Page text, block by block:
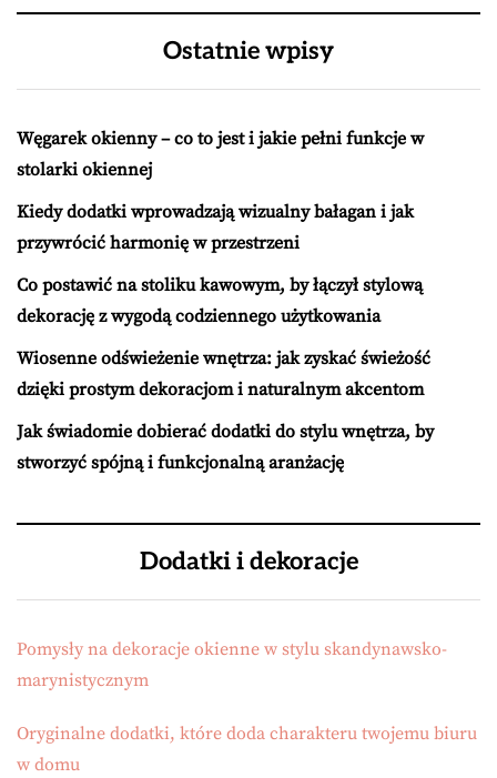
Ostatnie wpisy
Węgarek okienny – co to jest i jakie pełni funkcje w
stolarki okiennej
Kiedy dodatki wprowadzają wizualny bałagan i jak
przywrócić harmonię w przestrzeni
Co postawić na stoliku kawowym, by łączył stylową
dekorację z wygodą codziennego użytkowania
Wiosenne odświeżenie wnętrza: jak zyskać świeżość
dzięki prostym dekoracjom i naturalnym akcentom
Jak świadomie dobierać dodatki do stylu wnętrza, by
stworzyć spójną i funkcjonalną aranżację
Dodatki i dekoracje
Pomysły na dekoracje okienne w stylu skandynawsko-
marynistycznym
Oryginalne dodatki, które doda charakteru twojemu biuru
w domu